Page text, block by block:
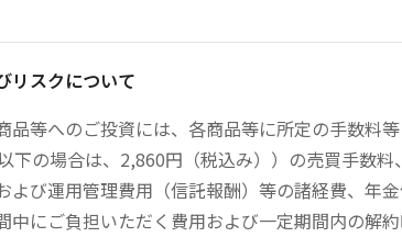
リスクについて
品等へのご投資には、各商品等に所定の手数料
下の場合は、2,860円（税込み））の売買手数
よび運用管理費用（信託報酬）等の諸経費、年
中にご負担いただく費用および一定期間内の解